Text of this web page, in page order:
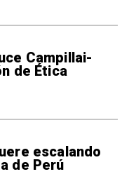
Campillai-
de Ética
escalando
de Perú